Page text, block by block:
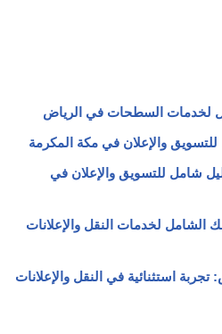
لخدمات السطحات في الرياض
والإعلان في مكة المكرمة
شامل للتسويق والإعلان في
الشامل لخدمات النقل والإعلانات
استثنائية في النقل والإعلانات